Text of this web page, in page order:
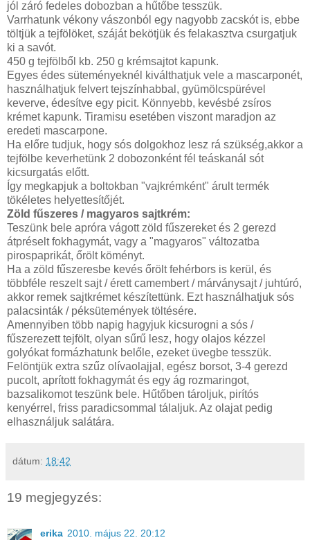
jól záró fedeles dobozban a hűtőbe tesszük.
Varrhatunk vékony vászonból egy nagyobb zacskót is, ebbe
töltjük a tejfölöket, száját bekötjük és felakasztva csurgatjuk
ki a savót.
450 g tejfölből kb. 250 g krémsajtot kapunk.
Egyes édes süteményeknél kiválthatjuk vele a mascarponét,
használhatjuk felvert tejszínhabbal, gyümölcspürével
keverve, édesítve egy picit. Könnyebb, kevésbé zsíros
krémet kapunk. Tiramisu esetében viszont maradjon az
eredeti mascarpone.
Ha előre tudjuk, hogy sós dolgokhoz lesz rá szükség,akkor a
tejfölbe keverhetünk 2 dobozonként fél teáskanál sót
kicsurgatás előtt.
Így megkapjuk a boltokban "vajkrémként" árult termék
tökéletes helyettesítőjét.
Zöld fűszeres / magyaros sajtkrém:
Teszünk bele apróra vágott zöld fűszereket és 2 gerezd
átpréselt fokhagymát, vagy a "magyaros" változatba
pirospaprikát, őrölt köményt.
Ha a zöld fűszeresbe kevés őrölt fehérbors is kerül, és
többféle reszelt sajt / érett camembert / márványsajt / juhtúró,
akkor remek sajtkrémet készítettünk. Ezt használhatjuk sós
palacsinták / péksütemények töltésére.
Amennyiben több napig hagyjuk kicsurogni a sós /
fűszerezett tejfölt, olyan sűrű lesz, hogy olajos kézzel
golyókat formázhatunk belőle, ezeket üvegbe tesszük.
Felöntjük extra szűz olívaolajjal, egész borsot, 3-4 gerezd
pucolt, aprított fokhagymát és egy ág rozmaringot,
bazsalikomot teszünk bele. Hűtőben tároljuk, pirítós
kenyérrel, friss paradicsommal tálaljuk. Az olajat pedig
elhasználjuk salátára.
dátum: 18:42
19 megjegyzés:
erika 2010. május 22. 20:12